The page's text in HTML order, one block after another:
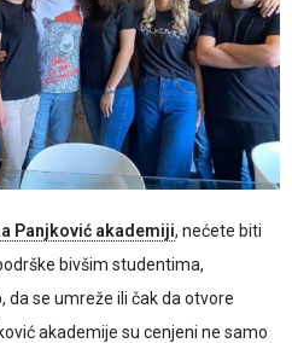
Panjković akademiji, nećete biti
bivšim studentima,
da se umreže ili čak da otvore
akademije su cenjeni ne samo